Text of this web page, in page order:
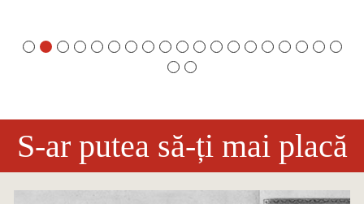
S-ar putea să-ți mai placă